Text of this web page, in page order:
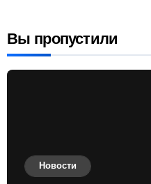
Вы пропустили
Новости